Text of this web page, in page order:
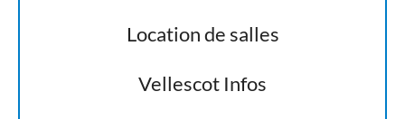
Location de salles
Vellescot Infos